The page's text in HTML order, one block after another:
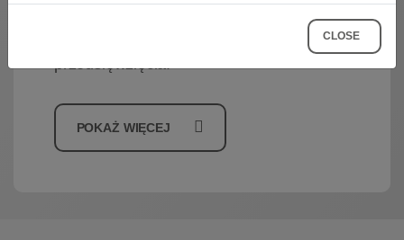
POKAŻ WIĘCEJ
CLOSE